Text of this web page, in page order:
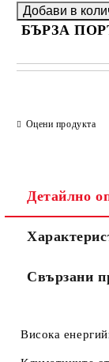
БЪРЗА
Съгласен
Ние ще се
Оцени продукта
Детайлно
Свързани
Висока